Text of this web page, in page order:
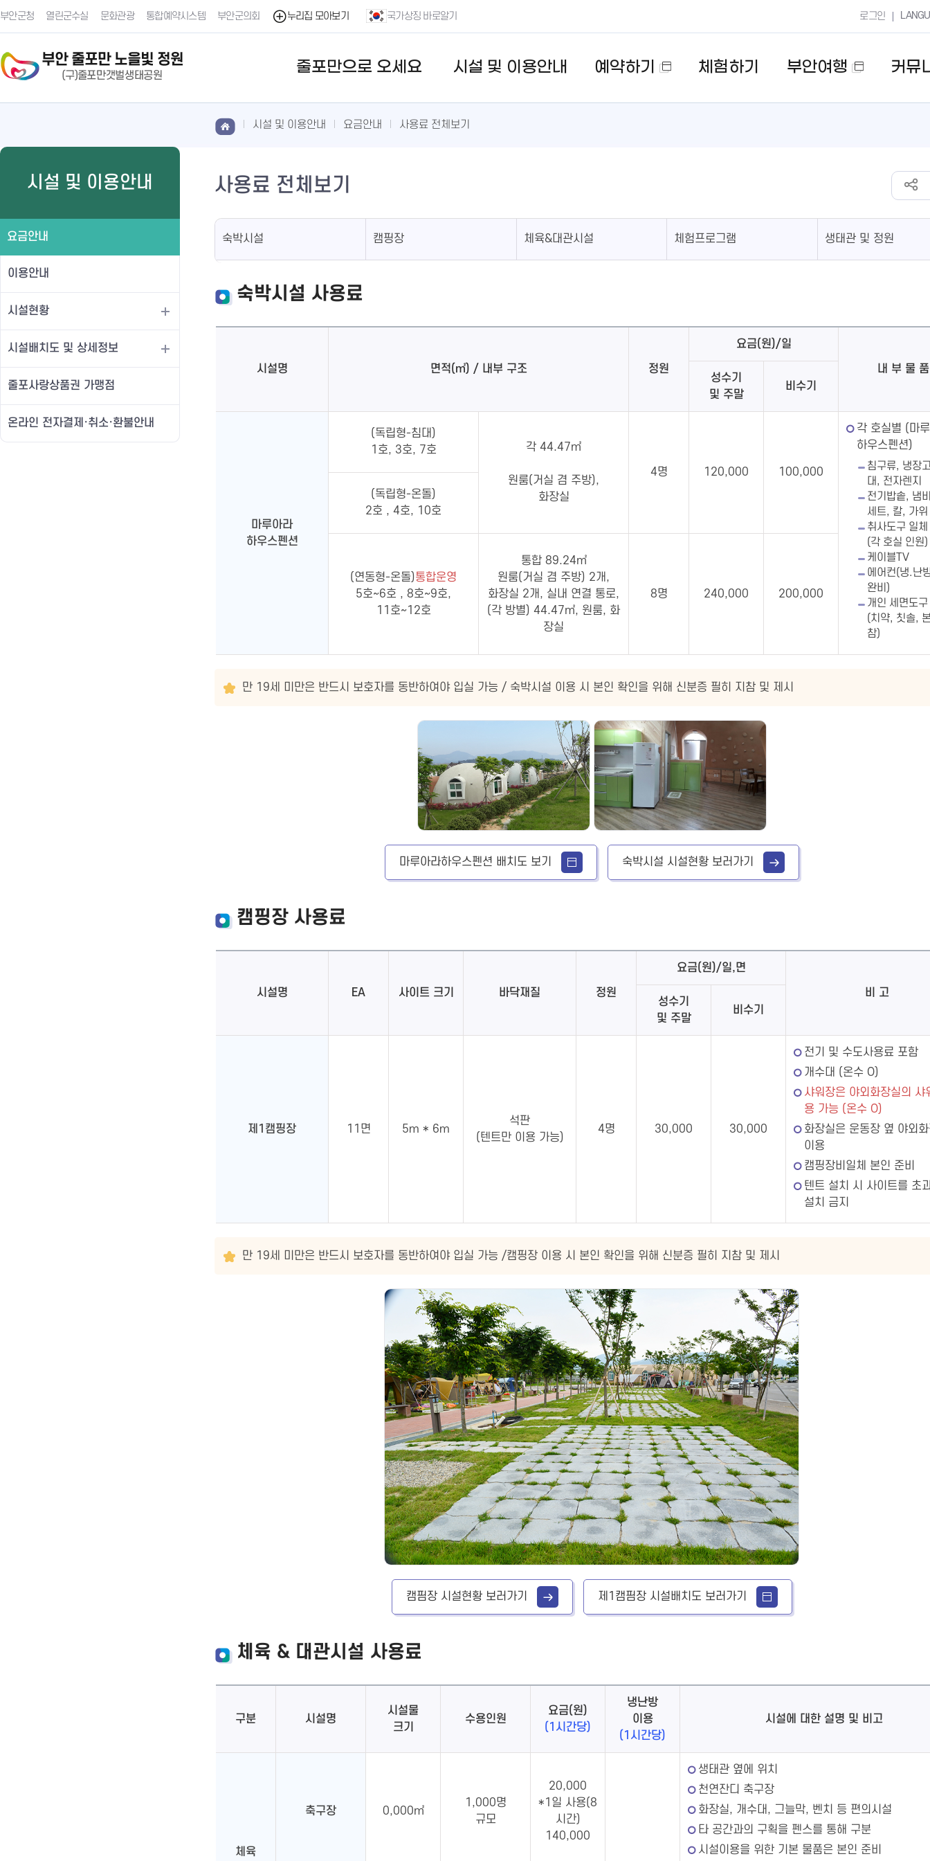
부안군청 열린군수실 문화관광 통합예약시스템 부안군의회 누리집 모아보기 국가상징 바로알기 로그인
줄포만으로 오세요 시설 및 이용안내
예약하기
창
체험하기
부안여행
창
커뮤
시설 및 이용안내
요금안내
이용안내
시설현황
시설배치도 및 상세정보
줄포사랑상품권 가맹점
온라인 전자결제·취소·환불안내
시설 및 이용안내 요금안내 사용료 전체보기
사용료 전체보기
숙박시설 캠핑장 체육&대관시설 체험프로그램 생태관 및 정원
숙박시설 사용료
시설명 면적(㎡) / 내부 구조 정원
요금(원)/일
내 부 물 품
성수기
및 주말
비수기
마루아라
하우스펜션
(독립형-침대)
1호, 3호, 7호
각 44.47㎡
원룸(거실 겸 주방),
화장실
4명 120,000 100,000
각 호실별 (마
하우스펜션)
침구류, 냉장
대, 전자렌지
전기밥솥, 냄
세트, 칼, 가위
취사도구 일
(각 호실 인원)
케이블TV
에어컨(냉.난
완비)
개인 세면도
(치약, 칫솔,
참)
(독립형-온돌)
2호 , 4호, 10호
(연동형-온돌)통합운영
5호~6호 , 8호~9호,
11호~12호
통합 89.24㎡
원룸(거실 겸 주방) 2개,
화장실 2개, 실내 연결 통로,
(각 방별) 44.47㎡, 원룸, 화
장실
8명 240,000 200,000
만 19세 미만은 반드시 보호자를 동반하여야 입실 가능 / 숙박시설 이용 시 본인 확인을 위해 신분증 필히 지참 및 제시
마루아라하우스펜션 배치도 보기 숙박시설 시설현황 보러가기
캠핑장 사용료
시설명 EA 사이트 크기 바닥재질 정원
요금(원)/일,면
비 고
성수기
및 주말
비수기
제1캠핑장 11면 5m * 6m
석판
(텐트만 이용 가능)
4명 30,000 30,000
전기 및 수도사용료 포함
개수대 (온수 O)
샤워장은 야외화장실의 샤
용 가능 (온수 O)
화장실은 운동장 옆 야외
이용
캠핑장비일체 본인 준비
텐트 설치 시 사이트를 초
설치 금지
만 19세 미만은 반드시 보호자를 동반하여야 입실 가능 /캠핑장 이용 시 본인 확인을 위해 신분증 필히 지참 및 제시
캠핌장 시설현황 보러가기 제1캠핌장 시설배치도 보러가기
체육 & 대관시설 사용료
구분 시설명
시설물
크기
수용인원
요금(원)
(1시간당)
냉난방
이용
(1시간당)
시설에 대한 설명 및 비고
체육
축구장 0,000㎡
1,000명
규모
20,000
*1일 사용(8
시간)
140,000
생태관 옆에 위치
천연잔디 축구장
화장실, 개수대, 그늘막, 벤치 등 편의시설
타 공간과의 구획을 펜스를 통해 구분
시설이용을 위한 기본 물품은 본인 준비